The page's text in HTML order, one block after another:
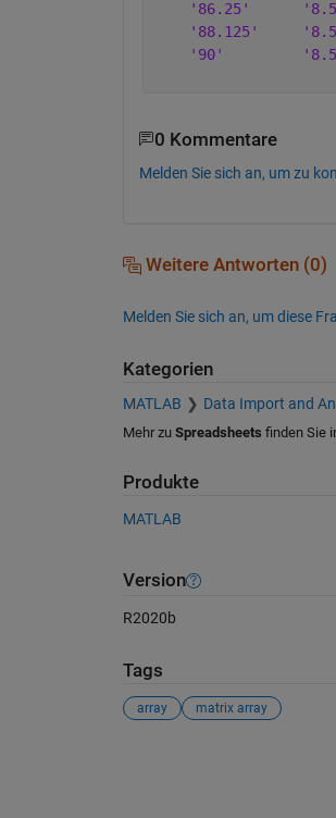
'86.25'
'88.125'
'90'
0 Kommentare
Melden Sie sich an, um zu
Weitere Antworten (0)
Melden Sie sich an, um diese
Kategorien
MATLAB Data Import and
Mehr zu Spreadsheets finden Sie
Produkte
MATLAB
Version
R2020b
Tags
array matrix array